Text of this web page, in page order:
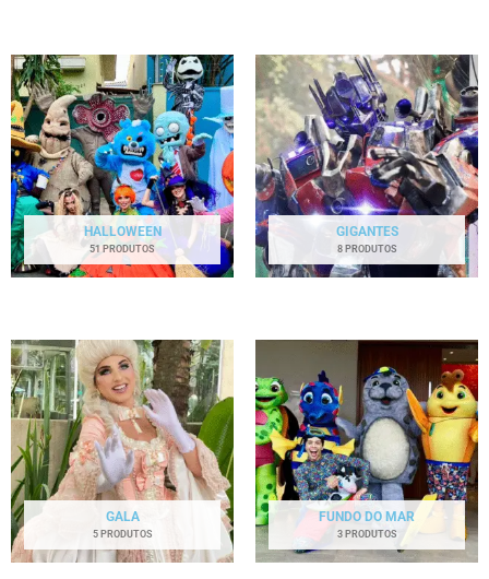
HALLOWEEN
51 PRODUTOS
GIGANTES
8 PRODUTOS
GALA
5 PRODUTOS
FUNDO DO MAR
3 PRODUTOS